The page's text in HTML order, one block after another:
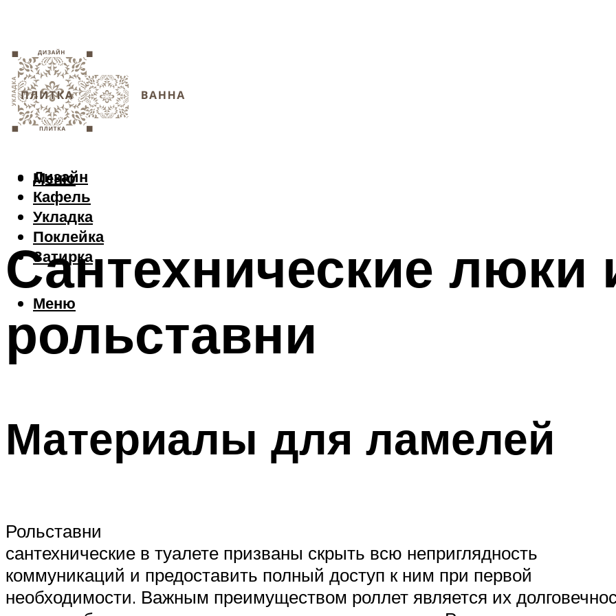
Дизайн
Кафель
Укладка
Поклейка
Затирка
Меню
Меню
Сантехнические люки
рольставни
Материалы для ламелей
Рольставни
сантехнические в туалете призваны скрыть всю неприглядность
коммуникаций и предоставить полный доступ к ним при первой
необходимости. Важным преимуществом роллет является их